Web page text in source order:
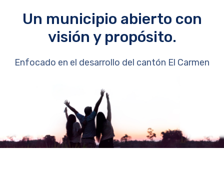
Un municipio abierto con
visión y propósito.
Enfocado en el desarrollo del cantón El Carmen